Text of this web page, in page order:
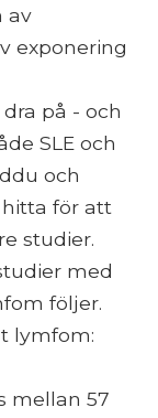
av
exponering
på - och
SLE och
och
för att
studier.
med
följer.
lymfom:
mellan 57